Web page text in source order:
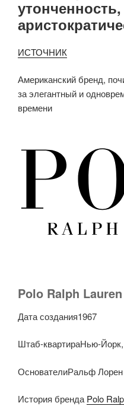
ИСТОЧНИК
Американский бренд,
за элегантный и
времени
Polo Ralph Lauren
Дата создания1967
Штаб-квартираНью-
ОснователиРальф Лорен
История бренда Polo